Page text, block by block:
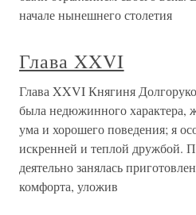
начале нынешнего столетия
Глава XXVI
Глава XXVI Княгиня
была недюжинного характера,
ума и хорошего поведения; я
искренней и теплой дружбой.
деятельно занялась
комфорта, уложив